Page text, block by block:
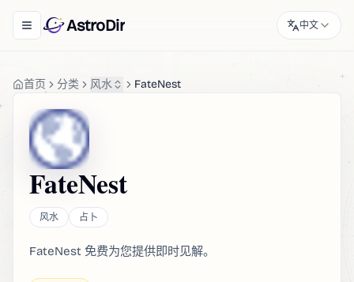
Toggle navigation menu
AstroDir 中文
首页 分类 风水 FateNest
FateNest
风水 占卜
FateNest 免费为您提供即时见解。